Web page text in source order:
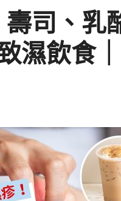
司、乳
濕飲食